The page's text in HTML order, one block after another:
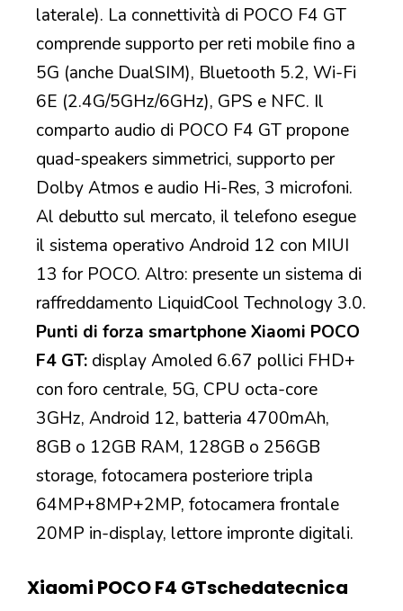
laterale). La connettività di POCO F4 GT
comprende supporto per reti mobile fino a
5G (anche DualSIM), Bluetooth 5.2, Wi-Fi
6E (2.4G/5GHz/6GHz), GPS e NFC. Il
comparto audio di POCO F4 GT propone
quad-speakers simmetrici, supporto per
Dolby Atmos e audio Hi-Res, 3 microfoni.
Al debutto sul mercato, il telefono esegue
il sistema operativo Android 12 con MIUI
13 for POCO. Altro: presente un sistema di
raffreddamento LiquidCool Technology 3.0.
Punti di forza smartphone Xiaomi POCO
F4 GT: display Amoled 6.67 pollici FHD+
con foro centrale, 5G, CPU octa-core
3GHz, Android 12, batteria 4700mAh,
8GB o 12GB RAM, 128GB o 256GB
storage, fotocamera posteriore tripla
64MP+8MP+2MP, fotocamera frontale
20MP in-display, lettore impronte digitali.
Xiaomi POCO F4 GTschedatecnica